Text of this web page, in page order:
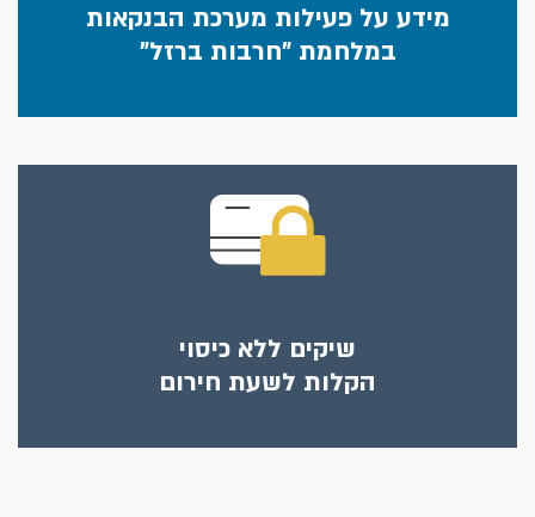
מידע על פעילות מערכת הבנקאות
במלחמת "חרבות ברזל"
שיקים ללא כיסוי
הקלות לשעת חירום